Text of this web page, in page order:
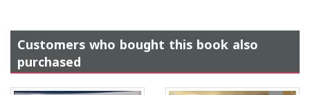
Customers who bought this book also
purchased